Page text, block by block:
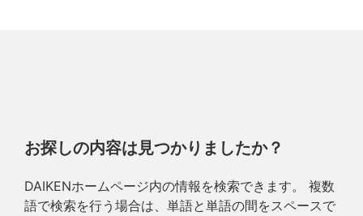
お探しの内容は見つかりましたか？
DAIKENホームページ内の情報を検索できます。 複数
語で検索を行う場合は、単語と単語の間をスペースで